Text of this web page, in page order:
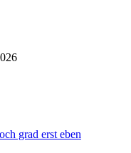
grad erst eben